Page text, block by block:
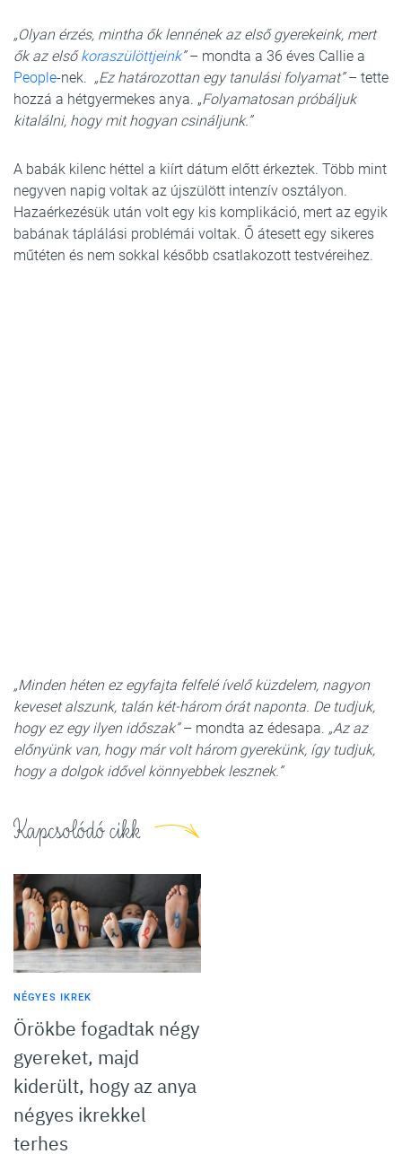
„Olyan érzés, mintha ők lennének az első gyerekeink, mert
ők az elsőkoraszülöttjeink”– mondta a 36 éves Callie a
People-nek. „Ez határozottan egy tanulási folyamat”– tette
hozzá a hétgyermekes anya. „Folyamatosan próbáljuk
kitalálni, hogy mit hogyan csináljunk.”
A babák kilenc héttel a kiírt dátum előtt érkeztek. Több mint
negyven napig voltak az újszülött intenzív osztályon.
Hazaérkezésük után volt egy kis komplikáció, mert az egyik
babának táplálási problémái voltak. Ő átesett egy sikeres
műtéten és nem sokkal később csatlakozott testvéreihez.
„Minden héten ez egyfajta felfelé ívelő küzdelem, nagyon
keveset alszunk, talán két-három órát naponta. De tudjuk,
hogy ez egy ilyen időszak”– mondta az édesapa. „Az az
előnyünk van, hogy már volt három gyerekünk, így tudjuk,
hogy a dolgok idővel könnyebbek lesznek.”
Kapcsolódó cikk
NÉGYES IKREK
Örökbe fogadtak négy
gyereket, majd
kiderült, hogy az anya
négyes ikrekkel
terhes